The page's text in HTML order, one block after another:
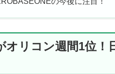
オリコン週間1位！